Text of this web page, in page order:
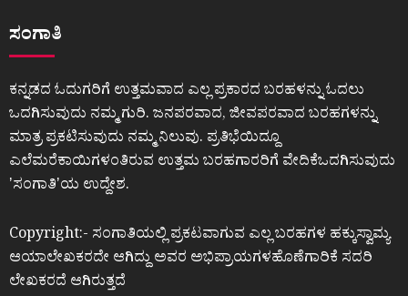
ಸಂಗಾತಿ
ಕನ್ನಡದ ಓದುಗರಿಗೆ ಉತ್ತಮವಾದ ಎಲ್ಲ ಪ್ರಕಾರದ ಬರಹಳನ್ನು ಓದಲು
ಒದಗಿಸುವುದು ನಮ್ಮ ಗುರಿ. ಜನಪರವಾದ, ಜೀವಪರವಾದ ಬರಹಗಳನ್ನು
ಮಾತ್ರ ಪ್ರಕಟಿಸುವುದು ನಮ್ಮ ನಿಲುವು. ಪ್ರತಿಭೆಯಿದ್ದೂ
ಎಲೆಮರೆಕಾಯಿಗಳಂತಿರುವ ಉತ್ತಮ ಬರಹಗಾರರಿಗೆ ವೇದಿಕೆಒದಗಿಸುವುದು
ʼಸಂಗಾತಿʼಯ ಉದ್ದೇಶ.
Copyright:- ಸಂಗಾತಿಯಲ್ಲಿ ಪ್ರಕಟವಾಗುವ ಎಲ್ಲ ಬರಹಗಳ ಹಕ್ಕುಸ್ವಾಮ್ಯ
ಆಯಾಲೇಖಕರದೇ ಆಗಿದ್ದು ಅವರ ಅಭಿಪ್ರಾಯಗಳಹೊಣೆಗಾರಿಕೆ ಸದರಿ
ಲೇಖಕರದೆ ಆಗಿರುತ್ತದೆ